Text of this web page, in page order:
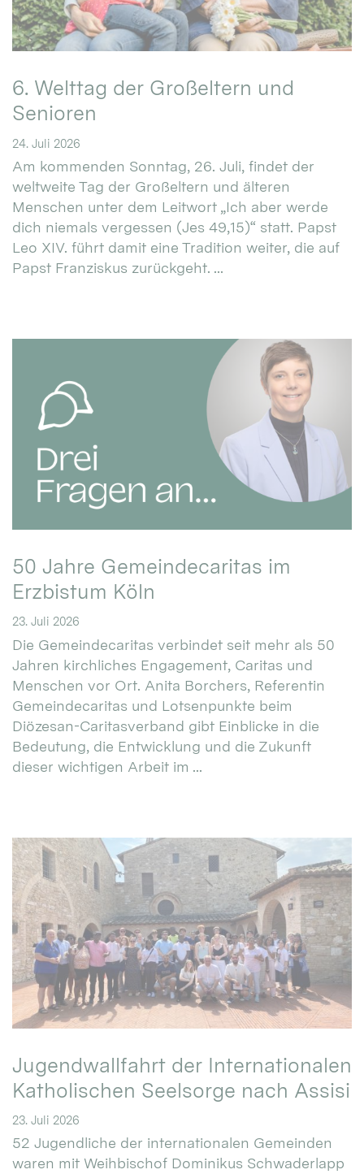
6. Welttag der Großeltern und
Senioren
24. Juli 2026
Am kommenden Sonntag, 26. Juli, findet der
weltweite Tag der Großeltern und älteren
Menschen unter dem Leitwort „Ich aber werde
dich niemals vergessen (Jes 49,15)“ statt. Papst
Leo XIV. führt damit eine Tradition weiter, die auf
Papst Franziskus zurückgeht. ...
50 Jahre Gemeindecaritas im
Erzbistum Köln
23. Juli 2026
Die Gemeindecaritas verbindet seit mehr als 50
Jahren kirchliches Engagement, Caritas und
Menschen vor Ort. Anita Borchers, Referentin
Gemeindecaritas und Lotsenpunkte beim
Diözesan-Caritasverband gibt Einblicke in die
Bedeutung, die Entwicklung und die Zukunft
dieser wichtigen Arbeit im ...
Jugendwallfahrt der Internationalen
Katholischen Seelsorge nach Assisi
23. Juli 2026
52 Jugendliche der internationalen Gemeinden
waren mit Weihbischof Dominikus Schwaderlapp